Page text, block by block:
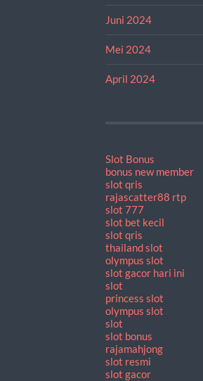
Juni 2024
Mei 2024
April 2024
Slot Bonus
bonus new member
slot qris
rajascatter88 rtp
slot 777
slot bet kecil
slot qris
thailand slot
olympus slot
slot gacor hari ini
slot
princess slot
olympus slot
slot
slot bonus
rajamahjong
slot resmi
slot gacor